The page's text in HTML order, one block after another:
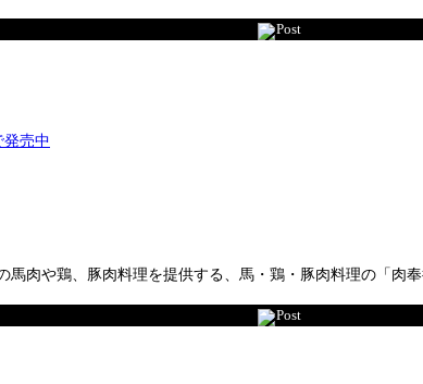
Post
馬肉や鶏、豚肉料理を提供する、馬・鶏・豚肉料理の「
Post